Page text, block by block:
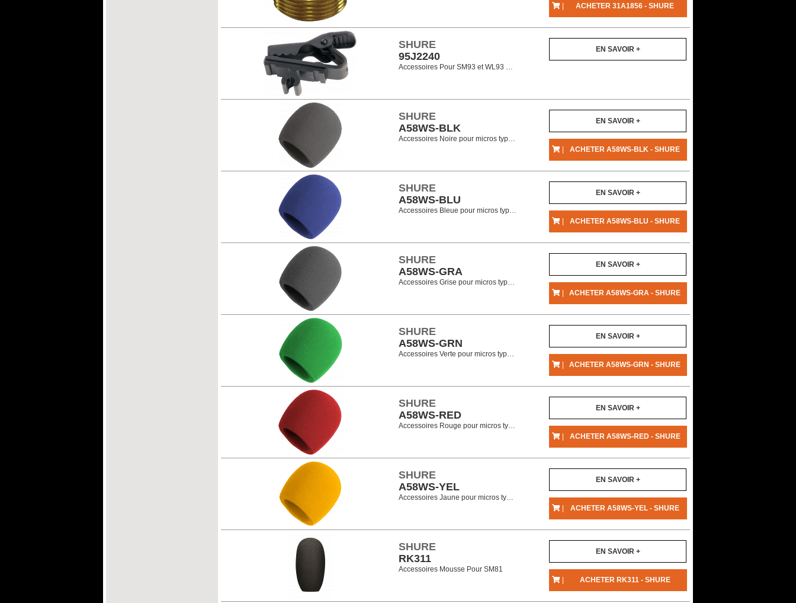
| ACHETER 31A1856 - SHURE
SHURE
95J2240
Accessoires Pour SM93 et WL93 …
EN SAVOIR +
SHURE
A58WS-BLK
Accessoires Noire pour micros typ…
EN SAVOIR +
| ACHETER A58WS-BLK - SHURE
SHURE
A58WS-BLU
Accessoires Bleue pour micros typ…
EN SAVOIR +
| ACHETER A58WS-BLU - SHURE
SHURE
A58WS-GRA
Accessoires Grise pour micros typ…
EN SAVOIR +
| ACHETER A58WS-GRA - SHURE
SHURE
A58WS-GRN
Accessoires Verte pour micros typ…
EN SAVOIR +
| ACHETER A58WS-GRN - SHURE
SHURE
A58WS-RED
Accessoires Rouge pour micros ty…
EN SAVOIR +
| ACHETER A58WS-RED - SHURE
SHURE
A58WS-YEL
Accessoires Jaune pour micros ty…
EN SAVOIR +
| ACHETER A58WS-YEL - SHURE
SHURE
RK311
Accessoires Mousse Pour SM81
EN SAVOIR +
| ACHETER RK311 - SHURE